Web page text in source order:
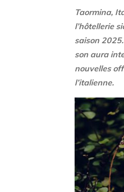
Taormina,
l’hôtellerie
saison
son aura
nouvelles
l’italienne.